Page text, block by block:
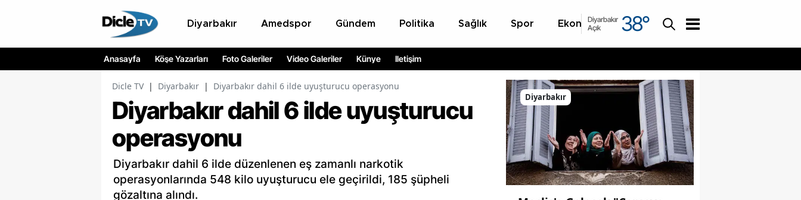
Diyarbakır Amedspor Gündem Politika Sağlık Spor Ekonomi Asayiş
Diyarbakır
Açık
38°
Anasayfa Köşe Yazarları Foto Galeriler Video Galeriler Künye İletişim
Dicle TV | Diyarbakır | Diyarbakır dahil 6 ilde uyuşturucu operasyonu
Diyarbakır dahil 6 ilde uyuşturucu
operasyonu
Diyarbakır dahil 6 ilde düzenlenen eş zamanlı narkotik
operasyonlarında 548 kilo uyuşturucu ele geçirildi, 185 şüpheli
gözaltına alındı.
Diyarbakır